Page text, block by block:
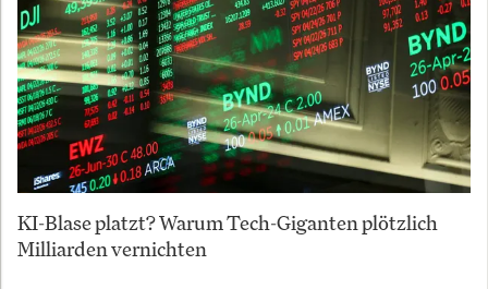
KI-Blase platzt? Warum Tech-Giganten plötzlich
Milliarden vernichten